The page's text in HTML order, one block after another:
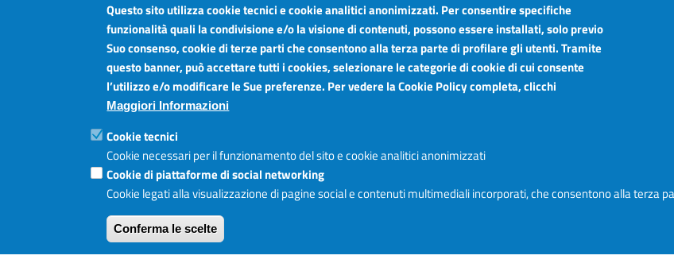
Camera di Commercio Industria Artigianato e Agricoltura del Sud Est Sicilia
Sede legale: Via Cappuccini, 2 - Catania
Sede territoriale: Piazza della Libertà - Ragusa
Sede territoriale: Via Duca degli Abruzzi, 4 - Siracusa
www.ctrgsr.camcom.gov.it
Codice fiscale e partita IVA:05379380875
Codice di fatturazione elettronica:ZBSD2P
Orari sportelli:
Dal Lunedì al Venerdì ore 8.30 - 12.00
Martedì anche 15.45 - 17.45
Accessibilità
Copyright © CCIAA, 2019
Questo sito utilizza cookie tecnici e cookie analitici anonimizzati. Per consentire specifiche
funzionalità quali la condivisione e/o la visione di contenuti, possono essere installati, solo previo
Suo consenso, cookie di terze parti che consentono alla terza parte di profilare gli utenti. Tramite
questo banner, può accettare tutti i cookies, selezionare le categorie di cookie di cui consente
l’utilizzo e/o modificare le Sue preferenze. Per vedere la Cookie Policy completa, clicchi
Maggiori Informazioni
Cookie tecnici
Cookie necessari per il funzionamento del sito e cookie analitici anonimizzati
Cookie di piattaforme di social networking
Cookie legati alla visualizzazione di pagine social e contenuti multimediali incorporati, che consentono alla terza
Conferma le scelte